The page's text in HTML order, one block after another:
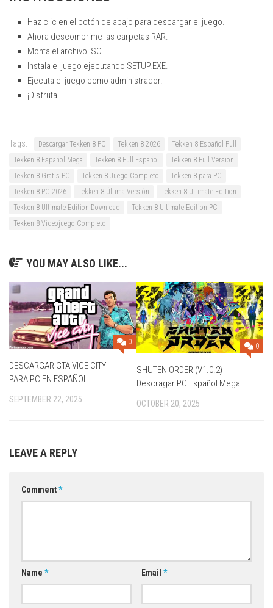
Haz clic en el botón de abajo para descargar el juego.
Ahora descomprime las carpetas RAR.
Monta el archivo ISO.
Instala el juego ejecutando SETUP.EXE.
Ejecuta el juego como administrador.
¡Disfruta!
Tags: Descargar Tekken 8 PC Tekken 8 2026
Tekken 8 Español Full
Tekken 8 Español Mega
Tekken 8 Full Español
Tekken 8 Full Version
Tekken 8 Gratis PC
Tekken 8 Juego Completo
Tekken 8 para PC
Tekken 8 PC 2026
Tekken 8 Última Versión
Tekken 8 Ultimate Edition
Tekken 8 Ultimate Edition Download
Tekken 8 Ultimate Edition PC
Tekken 8 Videojuego Completo
YOU MAY ALSO LIKE...
0
DESCARGAR GTA VICE CITY
PARA PC EN ESPAÑOL
SEPTEMBER 22, 2025
0
SHUTEN ORDER (V1.0.2)
Descragar PC Español Mega
OCTOBER 20, 2025
LEAVE A REPLY
Comment*
Name * Email *